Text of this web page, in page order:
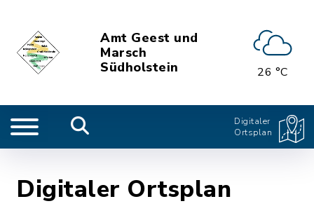
Amt Geest und
Marsch
Südholstein
26 °C
Digitaler
Ortsplan
Digitaler Ortsplan